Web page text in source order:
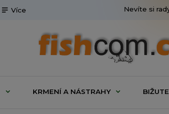
Více Nevíte si
KRMENÍ A NÁSTRAHY